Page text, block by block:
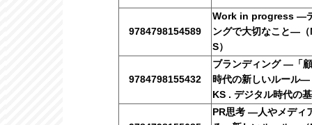
9784798154589
Work in progress ―
ングで大切なこと―
S）
9784798155432
ブランディング ―「
時代の新しいルール
KS . デジタル時代の
PR思考 ―人やメディ